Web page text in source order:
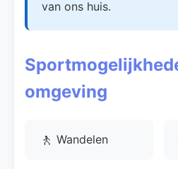
van ons huis.
omgeving
🚶 Wandelen